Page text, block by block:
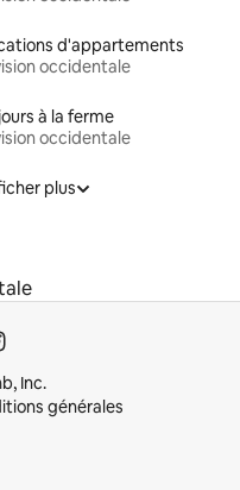
d'appartements
occidentale
à la ferme
occidentale
plus
Inc.
générales